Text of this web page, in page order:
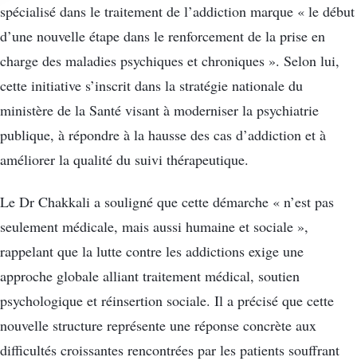
spécialisé dans le traitement de l’addiction marque « le début
d’une nouvelle étape dans le renforcement de la prise en
charge des maladies psychiques et chroniques ». Selon lui,
cette initiative s’inscrit dans la stratégie nationale du
ministère de la Santé visant à moderniser la psychiatrie
publique, à répondre à la hausse des cas d’addiction et à
améliorer la qualité du suivi thérapeutique.
Le Dr Chakkali a souligné que cette démarche « n’est pas
seulement médicale, mais aussi humaine et sociale »,
rappelant que la lutte contre les addictions exige une
approche globale alliant traitement médical, soutien
psychologique et réinsertion sociale. Il a précisé que cette
nouvelle structure représente une réponse concrète aux
difficultés croissantes rencontrées par les patients souffrant